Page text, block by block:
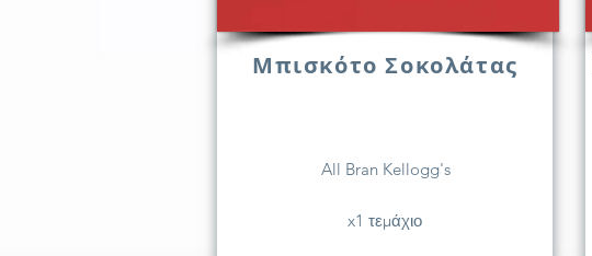
Μπισκότο Σοκολάτας
All Bran Kellogg's
x1 τεμάχιο